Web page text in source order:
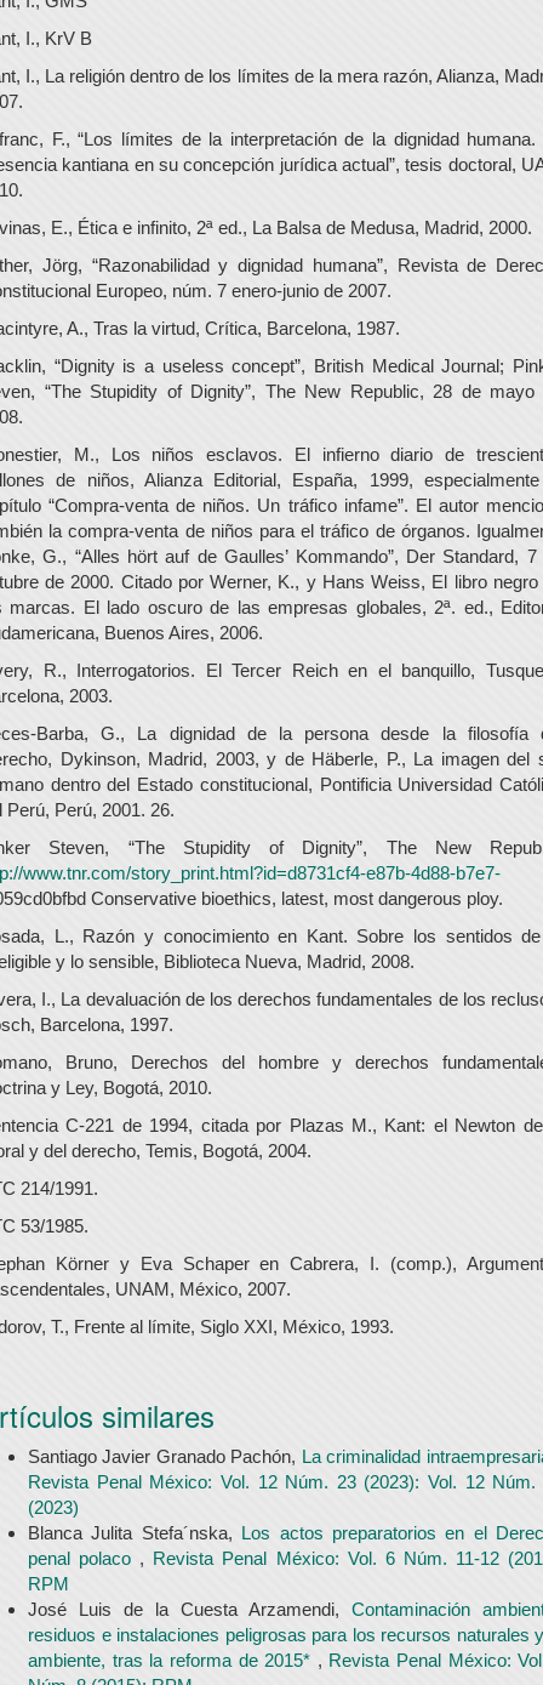
I., KrV B
I., La religión dentro de los límites de la mera razón, Alianza,
F., “Los límites de la interpretación de la dignidad humana.
kantiana en su concepción jurídica actual”, tesis doctoral,
E., Ética e infinito, 2ª ed., La Balsa de Medusa, Madrid, 2000.
Jörg, “Razonabilidad y dignidad humana”, Revista de
Europeo, núm. 7 enero-junio de 2007.
A., Tras la virtud, Crítica, Barcelona, 1987.
“Dignity is a useless concept”, British Medical Journal;
“The Stupidity of Dignity”, The New Republic, 28 de mayo
M., Los niños esclavos. El infierno diario de
de niños, Alianza Editorial, España, 1999,
“Compra-venta de niños. Un tráfico infame”. El autor
la compra-venta de niños para el tráfico de órganos.
G., “Alles hört auf de Gaulles’ Kommando”, Der Standard, 7
de 2000. Citado por Werner, K., y Hans Weiss, El libro negro
marcas. El lado oscuro de las empresas globales, 2ª. ed.,
Buenos Aires, 2006.
R., Interrogatorios. El Tercer Reich en el banquillo,
2003.
Barba, G., La dignidad de la persona desde la filosofía
Dykinson, Madrid, 2003, y de Häberle, P., La imagen del
dentro del Estado constitucional, Pontificia Universidad
Perú, Perú, 2001. 26.
Steven, “The Stupidity of Dignity”, The New
www.tnr.com/story_print.html?id=d8731cf4-e87b-4d88-b7e7-
Conservative bioethics, latest, most dangerous ploy.
L., Razón y conocimiento en Kant. Sobre los sentidos
y lo sensible, Biblioteca Nueva, Madrid, 2008.
I., La devaluación de los derechos fundamentales de los
Barcelona, 1997.
Bruno, Derechos del hombre y derechos
y Ley, Bogotá, 2010.
C-221 de 1994, citada por Plazas M., Kant: el Newton
y del derecho, Temis, Bogotá, 2004.
214/1991.
53/1985.
Körner y Eva Schaper en Cabrera, I. (comp.),
UNAM, México, 2007.
T., Frente al límite, Siglo XXI, México, 1993.
similares
Santiago Javier Granado Pachón, La criminalidad
Revista Penal México: Vol. 12 Núm. 23 (2023): Vol. 12 Núm.
(2023)
Blanca Julita Stefa´nska, Los actos preparatorios en el
penal polaco , Revista Penal México: Vol. 6 Núm. 11-12
RPM
José Luis de la Cuesta Arzamendi, Contaminación
residuos e instalaciones peligrosas para los recursos naturales
ambiente, tras la reforma de 2015* , Revista Penal México: